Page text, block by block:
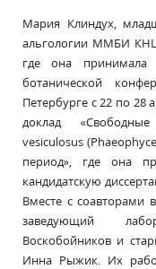
Мария Клиндух,
альгологии ММБИ КНЦ
где она
ботанической
Петербурге с 22 по 28
доклад
vesiculosus
период», где она
кандидатскую
Вместе с соавторами
заведующий
Воскобойников и
Инна Рыжик. Их